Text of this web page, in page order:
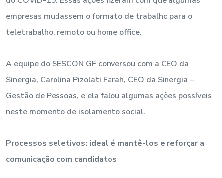
empresas mudassem o formato de trabalho para o
teletrabalho, remoto ou home office.
A equipe do SESCON GF conversou com a CEO da
Sinergia, Carolina Pizolati Farah, CEO da Sinergia –
Gestão de Pessoas, e ela falou algumas ações possíveis
neste momento de isolamento social.
Processos seletivos: ideal é mantê-los e reforçar a
comunicação com candidatos